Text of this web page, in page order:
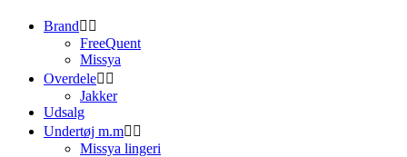
Brand 
FreeQuent
Missya
Overdele 
Jakker
Udsalg
Undertøj m.m 
Missya lingeri